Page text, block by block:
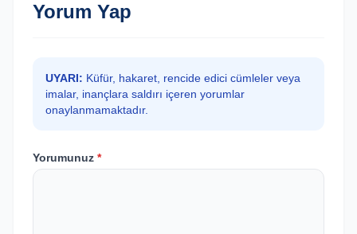
Yorum Yap
UYARI: Küfür, hakaret, rencide edici cümleler veya
imalar, inançlara saldırı içeren yorumlar
onaylanmamaktadır.
Yorumunuz *